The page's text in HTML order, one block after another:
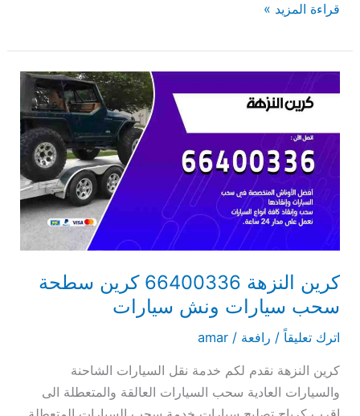
قراءة المزيد »
كرين النزهة 66400336 كرين سطحة
سحب سيارات ونش سيارات
اترك تعليقاً / رافعة /
amar
كرين النزهة نقدم لكم خدمة نقل السيارات الشاحنة
والسيارات العادية سحب السيارات العالقة والمتعطلة الى
كرين
النزهة
سطحة
سحب
سيارات
ونش
سيارات